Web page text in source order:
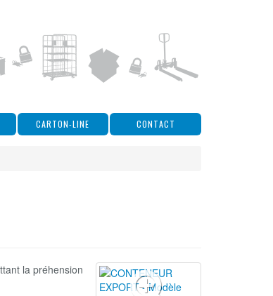
CARTON-LINE CONTACT
la préhension